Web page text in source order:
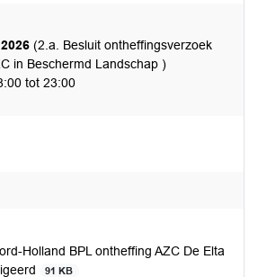
(2.a. Besluit ontheffingsverzoek
in Beschermd Landschap )
tot 23:00
Holland BPL ontheffing AZC De Elta
91 KB